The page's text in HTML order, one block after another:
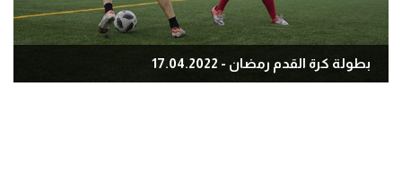
بطولة كرة القدم رمضان - 17.04.2022